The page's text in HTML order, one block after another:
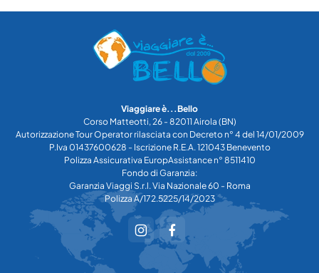
Viaggiare è...Bello
Corso Matteotti, 26 - 82011 Airola (BN)
Autorizzazione Tour Operator rilasciata con Decreto n° 4 del 14/01/2009
P.Iva 01437600628 - Iscrizione R.E.A. 121043 Benevento
Polizza Assicurativa EuropAssistance n° 8511410
Fondo di Garanzia:
Garanzia Viaggi S.r.l. Via Nazionale 60 - Roma
Polizza A/172.5225/14/2023